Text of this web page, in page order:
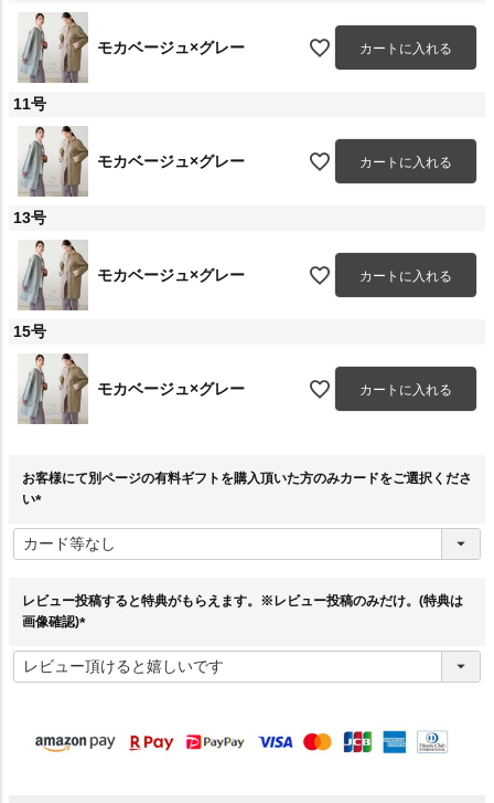
モカベージュ×グレー カートに入れる
11号
モカベージュ×グレー カートに入れる
13号
モカベージュ×グレー カートに入れる
15号
モカベージュ×グレー カートに入れる
お客様にて別ページの有料ギフトを購入頂いた方のみカードをご選択くださ
い
必
須
レビュー投稿すると特典がもらえます。※レビュー投稿のみだけ。(特典は
画像確認)
必
須